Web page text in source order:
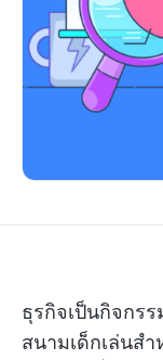
ธุรกิจเป็นกิจกร
สนามเด็กเล่นส